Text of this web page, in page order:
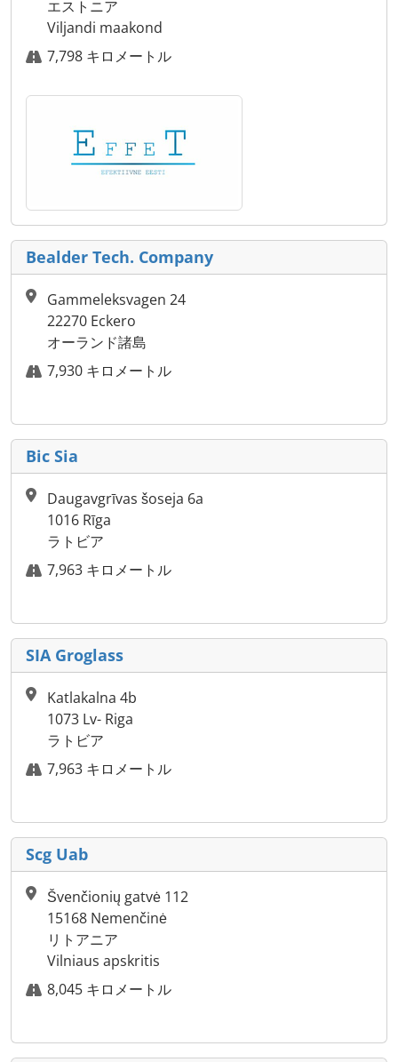
エストニア
Viljandi maakond
7,798 キロメートル
Bealder Tech. Company
Gammeleksvagen 24
22270 Eckero
オーランド諸島
7,930 キロメートル
Bic Sia
Daugavgrīvas šoseja 6a
1016 Rīga
ラトビア
7,963 キロメートル
SIA Groglass
Katlakalna 4b
1073 Lv- Riga
ラトビア
7,963 キロメートル
Scg Uab
Švenčionių gatvė 112
15168 Nemenčinė
リトアニア
Vilniaus apskritis
8,045 キロメートル